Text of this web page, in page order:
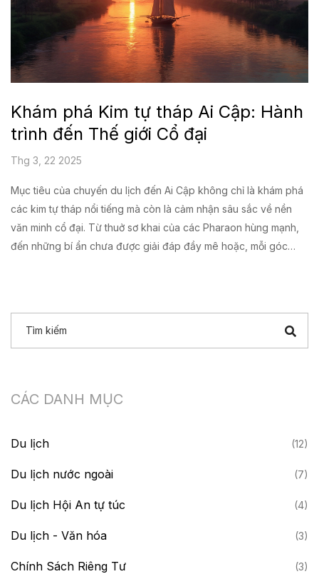
Khám phá Kim tự tháp Ai Cập: Hành
trình đến Thế giới Cổ đại
Thg 3, 22 2025
Mục tiêu của chuyến du lịch đến Ai Cập không chỉ là khám phá
các kim tự tháp nổi tiếng mà còn là cảm nhận sâu sắc về nền
văn minh cổ đại. Từ thuở sơ khai của các Pharaon hùng mạnh,
đến những bí ẩn chưa được giải đáp đầy mê hoặc, mỗi góc
CÁC DANH MỤC
Du lịch (12)
Du lịch nước ngoài (7)
Du lịch Hội An tự túc (4)
Du lịch - Văn hóa (3)
Chính Sách Riêng Tư (3)